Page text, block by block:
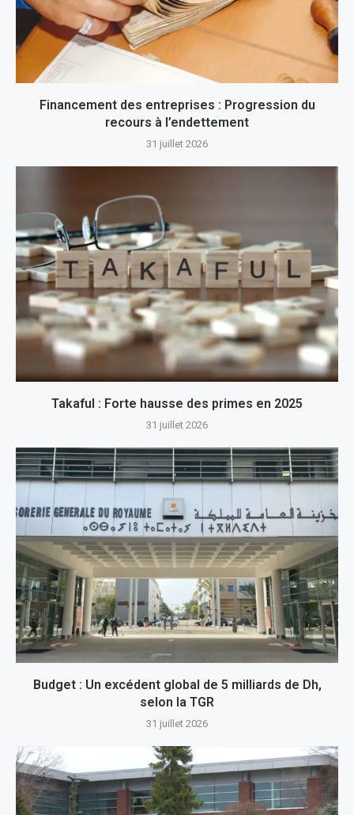
Financement des entreprises : Progression du
recours à l’endettement
31 juillet 2026
Takaful : Forte hausse des primes en 2025
31 juillet 2026
Budget : Un excédent global de 5 milliards de Dh,
selon la TGR
31 juillet 2026